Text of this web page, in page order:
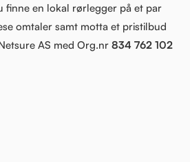
finne en lokal rørlegger på et par
omtaler samt motta et pristilbud
AS med Org.nr 834 762 102